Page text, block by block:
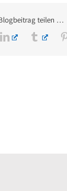
teilen …
LinkedInTumblr